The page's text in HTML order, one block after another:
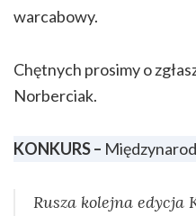
warcabowy.
Chętnych prosimy o
Norberciak.
KONKURS –
Rusza kolejna edycja